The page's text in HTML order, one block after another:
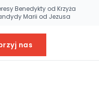
Benedykty od Krzyża
Marii od Jezusa
nas